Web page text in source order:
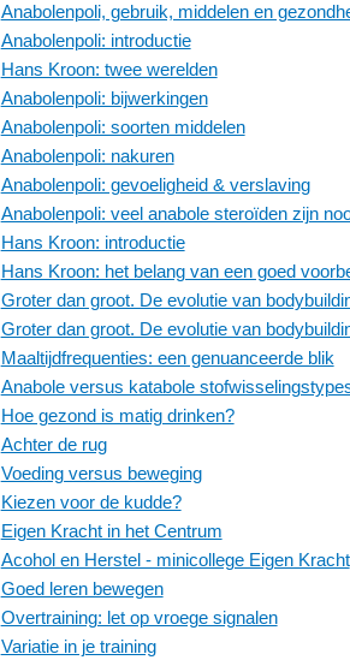
Anabolenpoli, gebruik, middelen en
Anabolenpoli: introductie
Hans Kroon: twee werelden
Anabolenpoli: bijwerkingen
Anabolenpoli: soorten middelen
Anabolenpoli: nakuren
Anabolenpoli: gevoeligheid & verslaving
Anabolenpoli: veel anabole steroïden zijn
Hans Kroon: introductie
Hans Kroon: het belang van een goed
Groter dan groot. De evolutie van
Groter dan groot. De evolutie van
Maaltijdfrequenties: een genuanceerde blik
Anabole versus katabole
Hoe gezond is matig drinken?
Achter de rug
Voeding versus beweging
Kiezen voor de kudde?
Eigen Kracht in het Centrum
Acohol en Herstel - minicollege Eigen Kracht
Goed leren bewegen
Overtraining: let op vroege signalen
Variatie in je training